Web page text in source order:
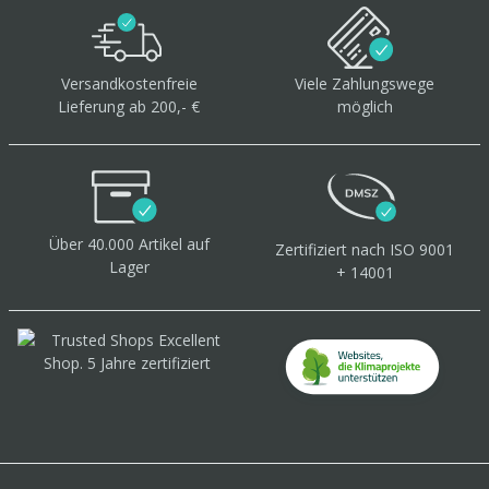
Versandkostenfreie
Lieferung ab 200,- €
Viele Zahlungswege
möglich
Über 40.000 Artikel auf
Lager
Zertifiziert nach ISO 9001
+ 14001